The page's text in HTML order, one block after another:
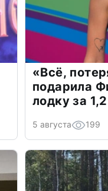
«Всё,
подарила
лодку за
5 августа 199